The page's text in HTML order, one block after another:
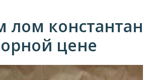
лом константан
цене